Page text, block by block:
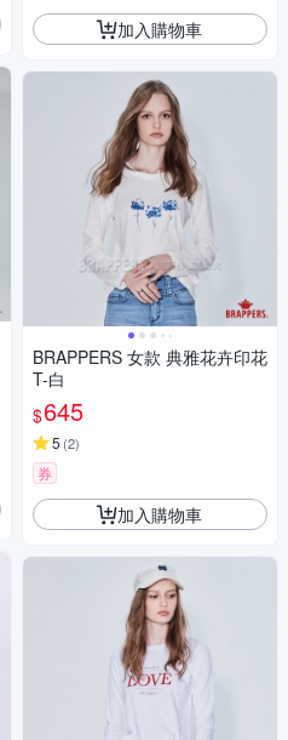
加入購物車
BRAPPERS 女款 典雅花卉印花
T-白
$645
5 (2)
券
加入購物車